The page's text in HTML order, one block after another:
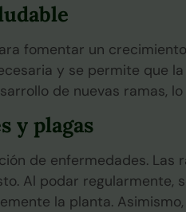
fomentar un
y se permite que
de nuevas ramas,
y plagas
de enfermedades.
Al podar
la planta.